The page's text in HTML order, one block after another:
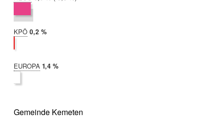
2014:
4,1 %
KPÖ 2019:
0,2 %
EUROPA 2019:
1,4 %
Gemeinde Kemeten